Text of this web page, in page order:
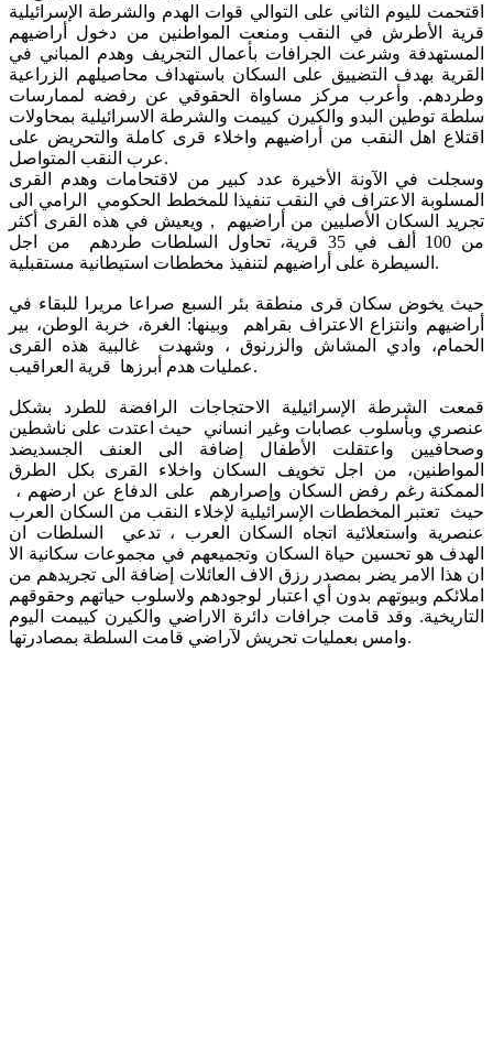
اقتحمت لليوم الثاني على التوالي قوات الهدم والشرطة الإسرائيلية
قرية الأطرش في النقب ومنعت المواطنين من دخول أراضيهم
المستهدفة وشرعت الجرافات بأعمال التجريف وهدم المباني في
القرية بهدف التضييق على السكان باستهداف محاصيلهم الزراعية
وطردهم. وأعرب مركز مساواة الحقوقي عن رفضه لممارسات
سلطة توطين البدو والكيرن كييمت والشرطة الاسرائيلية بمحاولات
اقتلاع اهل النقب من أراضيهم واخلاء قرى كاملة والتحريض على
عرب النقب المتواصل.
وسجلت في الآونة الأخيرة عدد كبير من لاقتحامات وهدم القرى
المسلوبة الاعتراف في النقب تنفيذا للمخطط الحكومي الرامي الى
تجريد السكان الأصليين من أراضيهم , ويعيش في هذه القرى أكثر
من 100 ألف في 35 قرية، تحاول السلطات طردهم من اجل
السيطرة على أراضيهم لتنفيذ مخططات استيطانية مستقبلية.
حيث يخوض سكان قرى منطقة بئر السبع صراعا مريرا للبقاء في
أراضيهم وانتزاع الاعتراف بقراهم وبينها: الغرة، خربة الوطن، بير
الحمام، وادي المشاش والزرنوق ، وشهدت غالبية هذه القرى
عمليات هدم أبرزها قرية العراقيب.
قمعت الشرطة الإسرائيلية الاحتجاجات الرافضة للطرد بشكل
عنصري وبأسلوب عصابات وغير انساني حيث اعتدت على ناشطين
وصحافيين واعتقلت الأطفال إضافة الى العنف الجسديضد
المواطنين، من اجل تخويف السكان واخلاء القرى بكل الطرق
الممكنة رغم رفض السكان وإصرارهم على الدفاع عن ارضهم ،
حيث تعتبر المخططات الإسرائيلية لإخلاء النقب من السكان العرب
عنصرية واستعلائية اتجاه السكان العرب ، تدعي السلطات ان
الهدف هو تحسين حياة السكان وتجميعهم في مجموعات سكانية الا
ان هذا الامر يضر بمصدر رزق الاف العائلات إضافة الى تجريدهم من
املائكم وبيوتهم بدون أي اعتبار لوجودهم ولاسلوب حياتهم وحقوقهم
التاريخية. وقد قامت جرافات دائرة الاراضي والكيرن كييمت اليوم
وامس بعمليات تحريش لآراضي قامت السلطة بمصادرتها.